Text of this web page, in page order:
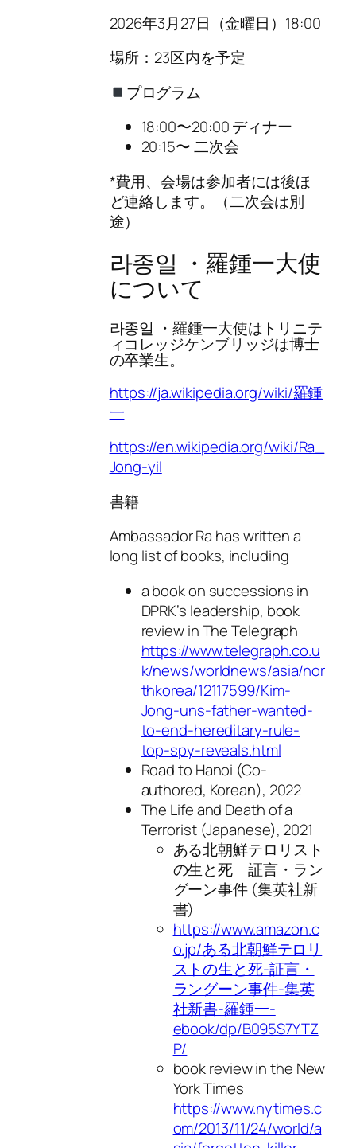
2026年3月27日（金曜日）18:00
場所：23区内を予定
プログラム
18:00〜20:00 ディナー
20:15〜 二次会
*費用、会場は参加者には後ほ
ど連絡します。（二次会は別
途）
라종일 ・羅鍾一大使
について
라종일 ・羅鍾一大使はトリニテ
ィコレッジケンブリッジは博士
の卒業生。
https://ja.wikipedia.org/wiki/羅鍾
一
https://en.wikipedia.org/wiki/Ra_
Jong-yil
書籍
Ambassador Ra has written a
long list of books, including
a book on successions in
DPRK’s leadership, book
review in The Telegraph
https://www.telegraph.co.u
k/news/worldnews/asia/nor
thkorea/12117599/Kim-
Jong-uns-father-wanted-
to-end-hereditary-rule-
top-spy-reveals.html
Road to Hanoi (Co-
authored, Korean), 2022
The Life and Death of a
Terrorist (Japanese), 2021
ある北朝鮮テロリスト
の生と死 証言・ラン
グーン事件 (集英社新
書)
https://www.amazon.c
o.jp/ある北朝鮮テロリ
ストの生と死-証言・
ラングーン事件-集英
社新書-羅鍾一-
ebook/dp/B095S7YTZ
P/
book review in the New
York Times
https://www.nytimes.c
om/2013/11/24/world/a